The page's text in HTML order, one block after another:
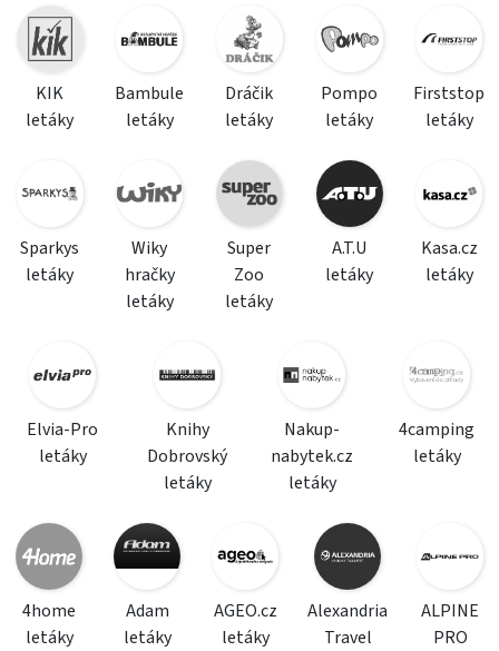
KIK
letáky
Bambule
letáky
Dráčik
letáky
Pompo
letáky
Firststop
letáky
Sparkys
letáky
Wiky
hračky
letáky
Super
Zoo
letáky
A.T.U
letáky
Kasa.cz
letáky
Elvia-Pro
letáky
Knihy
Dobrovský
letáky
Nakup-
nabytek.cz
letáky
4camping
letáky
4home
letáky
Adam
letáky
AGEO.cz
letáky
Alexandria
Travel
ALPINE
PRO